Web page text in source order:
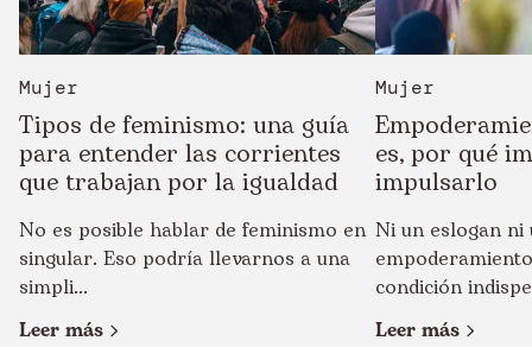
Mujer
Tipos de feminismo: una guía
para entender las corrientes
que trabajan por la igualdad
No es posible hablar de feminismo en
singular. Eso podría llevarnos a una
simpli...
Leer más
Mujer
es, por qué
impulsarlo
Ni un eslogan ni
condición
Leer más